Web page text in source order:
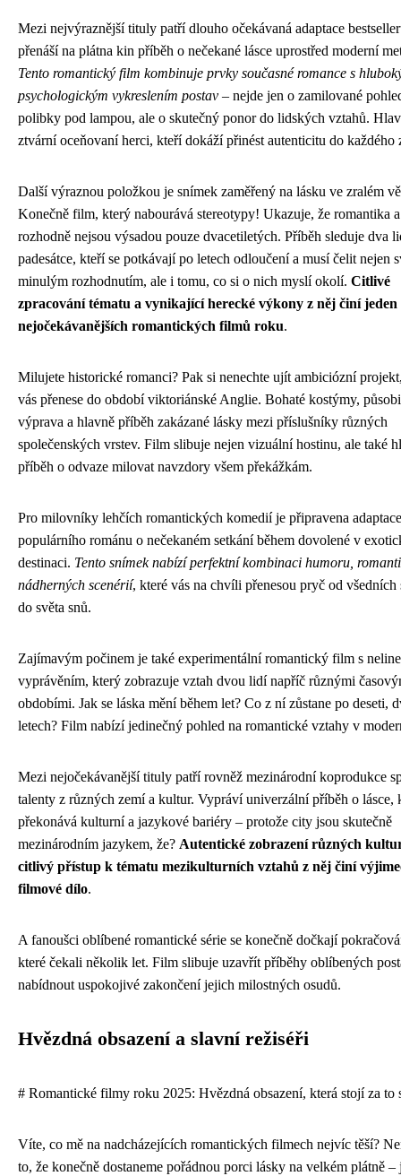
Mezi nejvýraznější tituly patří dlouho očekávaná adaptace
přenáší na plátna kin příběh o nečekané lásce uprostřed moderní
Tento romantický film kombinuje prvky současné romance s
psychologickým vykreslením postav – nejde jen o zamilované
polibky pod lampou, ale o skutečný ponor do lidských vztahů.
ztvární oceňovaní herci, kteří dokáží přinést autenticitu do každého
Další výraznou položkou je snímek zaměřený na lásku ve zralém
Konečně film, který nabourává stereotypy! Ukazuje, že romantika
rozhodně nejsou výsadou pouze dvacetiletých. Příběh sleduje dva
padesátce, kteří se potkávají po letech odloučení a musí čelit nejen
minulým rozhodnutím, ale i tomu, co si o nich myslí okolí. Citlivé
zpracování tématu a vynikající herecké výkony z něj činí jeden
nejočekávanějších romantických filmů roku.
Milujete historické romanci? Pak si nenechte ujít ambiciózní
vás přenese do období viktoriánské Anglie. Bohaté kostýmy,
výprava a hlavně příběh zakázané lásky mezi příslušníky různých
společenských vrstev. Film slibuje nejen vizuální hostinu, ale také
příběh o odvaze milovat navzdory všem překážkám.
Pro milovníky lehčích romantických komedií je připravena adaptace
populárního románu o nečekaném setkání během dovolené v
destinaci. Tento snímek nabízí perfektní kombinaci humoru,
nádherných scenérií, které vás na chvíli přenesou pryč od všedních
do světa snů.
Zajímavým počinem je také experimentální romantický film s
vyprávěním, který zobrazuje vztah dvou lidí napříč různými
obdobími. Jak se láska mění během let? Co z ní zůstane po deseti,
letech? Film nabízí jedinečný pohled na romantické vztahy v
Mezi nejočekávanější tituly patří rovněž mezinárodní koprodukce
talenty z různých zemí a kultur. Vypráví univerzální příběh o lásce,
překonává kulturní a jazykové bariéry – protože city jsou skutečně
mezinárodním jazykem, že? Autentické zobrazení různých
citlivý přístup k tématu mezikulturních vztahů z něj činí
filmové dílo.
A fanoušci oblíbené romantické série se konečně dočkají
které čekali několik let. Film slibuje uzavřít příběhy oblíbených
nabídnout uspokojivé zakončení jejich milostných osudů.
Hvězdná obsazení a slavní režiséři
# Romantické filmy roku 2025: Hvězdná obsazení, která stojí za to
Víte, co mě na nadcházejících romantických filmech nejvíc těší?
to, že konečně dostaneme pořádnou porci lásky na velkém plátně –